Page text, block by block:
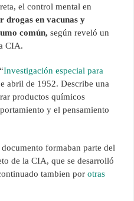
el control mental en
drogas en vacunas y
común,según reveló un
CIA.
Investigación especial para
abril de 1952. Describe una
productos químicos
y el pensamiento
formaban parte del
de la CIA, que se desarrolló
tambien porotras